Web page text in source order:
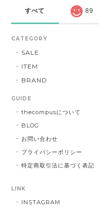
すべて 89
CATEGORY
SALE
ITEM
BRAND
GUIDE
thecompusについて
BLOG
お問い合わせ
プライバシーポリシー
特定商取引法に基づく表記
LINK
INSTAGRAM